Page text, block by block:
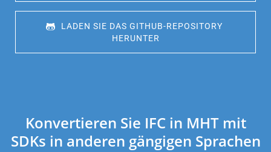
LADEN SIE DAS GITHUB-REPOSITORY
HERUNTER
Konvertieren Sie IFC in MHT mit
SDKs in anderen gängigen Sprachen